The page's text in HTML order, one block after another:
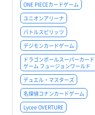
ONE PIECEカードゲーム
ユニオンアリーナ
バトルスピリッツ
デジモンカードゲーム
ドラゴンボールスーパーカード
ゲーム フュージョンワールド
デュエル・マスターズ
名探偵コナンカードゲーム
Lycee OVERTURE